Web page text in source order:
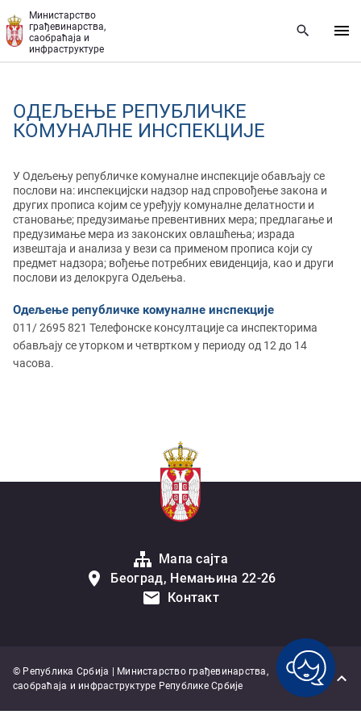
Министарство
грађевинарства,
саобраћаја и
инфраструктуре
ОДЕЉЕЊЕ РЕПУБЛИЧКЕ
КОМУНАЛНЕ ИНСПЕКЦИЈЕ
У Одељењу републичке комуналне инспекције обављају се
послови на: инспекцијски надзор над спровођење закона и
других прописа којим се уређују комуналне делатности и
становање; предузимање превентивних мера; предлагање и
предузимање мера из законских овлашћења; израда
извештаја и анализа у вези са применом прописа који су
предмет надзора; вођење потребних евиденција, као и други
послови из делокруга Одељења.
Одељење републичке комуналне инспекције
011/ 2695 821 Телефонске консултације са инспекторима
обављају се уторком и четвртком у периоду од 12 до 14
часова.
Мапа сајта
Београд, Немањина 22-26
Контакт
© Република Србија | Министарство грађевинарства,
саобраћаја и инфраструктуре Републике Србије